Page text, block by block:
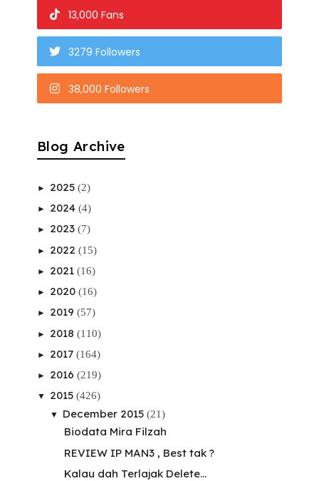
13,000 Fans
3279 Followers
38,000 Followers
Blog Archive
► 2025 (2)
► 2024 (4)
► 2023 (7)
► 2022 (15)
► 2021 (16)
► 2020 (16)
► 2019 (57)
► 2018 (110)
► 2017 (164)
► 2016 (219)
▼ 2015 (426)
▼ December 2015 (21)
Biodata Mira Filzah
REVIEW IP MAN3 , Best tak ?
Kalau dah Terlajak Delete...